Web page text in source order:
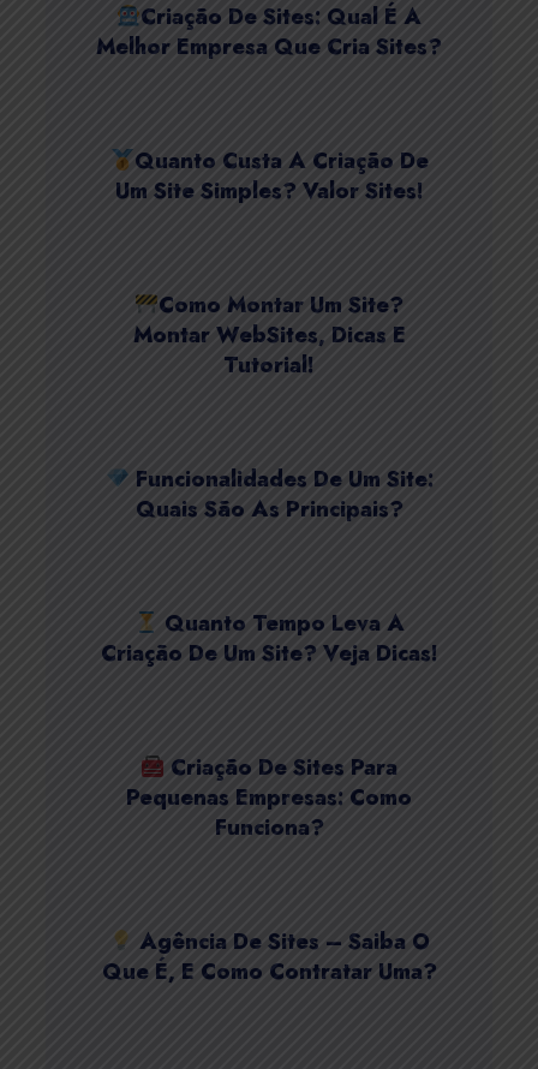
Criação De Sites: Qual É A
Melhor Empresa Que Cria Sites?
Quanto Custa A Criação De
Um Site Simples? Valor Sites!
Como Montar Um Site?
Montar WebSites, Dicas E
Tutorial!
Funcionalidades De Um Site:
Quais São As Principais?
Quanto Tempo Leva A
Criação De Um Site? Veja Dicas!
Criação De Sites Para
Pequenas Empresas: Como
Funciona?
Agência De Sites – Saiba O
Que É, E Como Contratar Uma?